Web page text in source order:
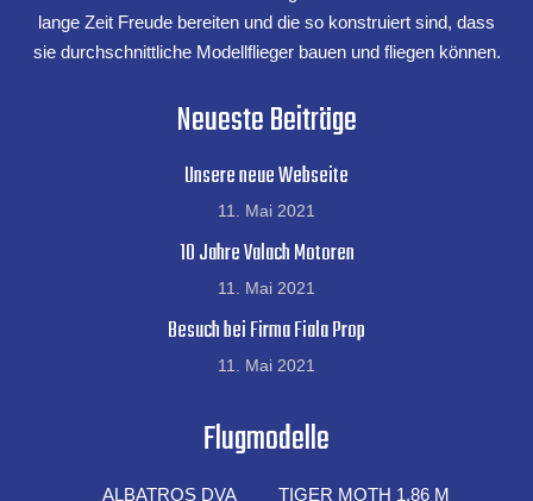
UnsereFlug-Modelle
FLUG-MODELLE
lange Zeit Freude bereiten und die so konstruiert sind, dass
sie durchschnittliche Modellflieger bauen und fliegen können.
Neueste Beiträge
Unsere neue Webseite
11. Mai 2021
10 Jahre Valach Motoren
11. Mai 2021
Besuch bei Firma Fiala Prop
11. Mai 2021
Flugmodelle
ALBATROS DVA TIGER MOTH 1,86 M